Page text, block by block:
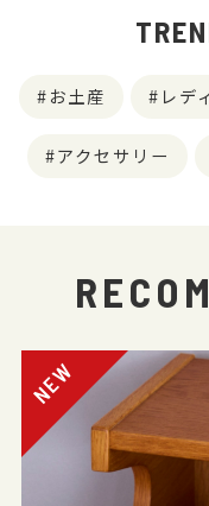
お土産 レデ
アクセサリー